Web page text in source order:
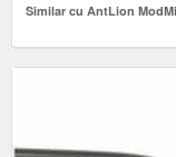
Similar cu AntLion